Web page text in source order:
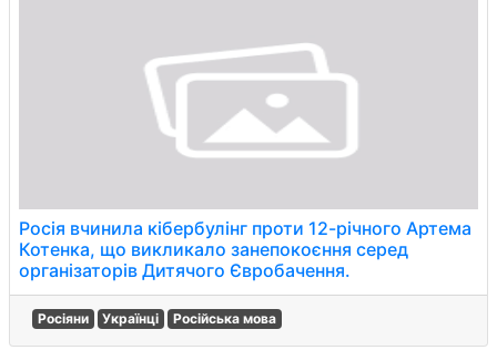
Росія вчинила кібербулінг проти 12-річного Артема
Котенка, що викликало занепокоєння серед
організаторів Дитячого Євробачення.
Росіяни Українці Російська мова